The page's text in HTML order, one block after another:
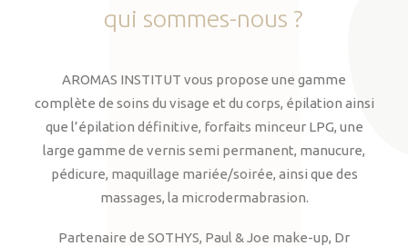
qui sommes-nous ?
AROMAS INSTITUT vous propose une gamme
complète de soins du visage et du corps, épilation ainsi
que l’épilation définitive, forfaits minceur LPG, une
large gamme de vernis semi permanent, manucure,
pédicure, maquillage mariée/soirée, ainsi que des
massages, la microdermabrasion.
Partenaire de SOTHYS, Paul & Joe make-up, Dr